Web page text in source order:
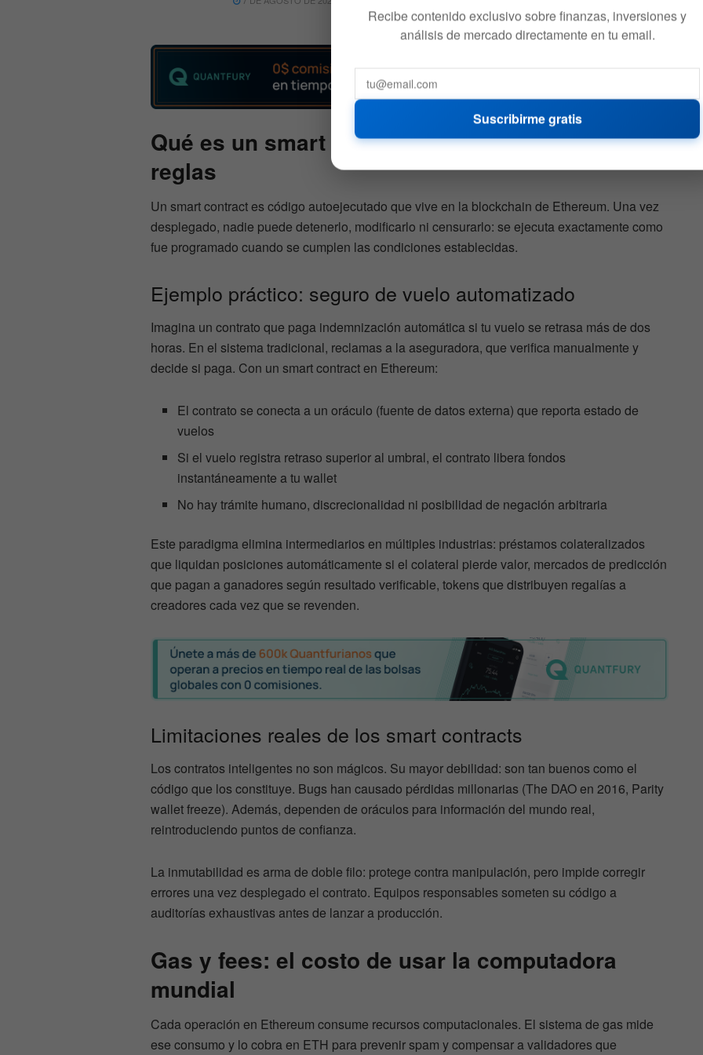
Qué es un smart contract y cómo cambia las
reglas
Un smart contract es código autoejecutado que vive en la blockchain de Ethereum. Una vez
desplegado, nadie puede detenerlo, modificarlo ni censurarlo: se ejecuta exactamente como
fue programado cuando se cumplen las condiciones establecidas.
Ejemplo práctico: seguro de vuelo automatizado
Imagina un contrato que paga indemnización automática si tu vuelo se retrasa más de dos
horas. En el sistema tradicional, reclamas a la aseguradora, que verifica manualmente y
decide si paga. Con un smart contract en Ethereum:
El contrato se conecta a un oráculo (fuente de datos externa) que reporta estado de
vuelos
Si el vuelo registra retraso superior al umbral, el contrato libera fondos
instantáneamente a tu wallet
No hay trámite humano, discrecionalidad ni posibilidad de negación arbitraria
Este paradigma elimina intermediarios en múltiples industrias: préstamos colateralizados
que liquidan posiciones automáticamente si el colateral pierde valor, mercados de predicción
que pagan a ganadores según resultado verificable, tokens que distribuyen regalías a
creadores cada vez que se revenden.
Limitaciones reales de los smart contracts
Los contratos inteligentes no son mágicos. Su mayor debilidad: son tan buenos como el
código que los constituye. Bugs han causado pérdidas millonarias (The DAO en 2016, Parity
wallet freeze). Además, dependen de oráculos para información del mundo real,
reintroduciendo puntos de confianza.
La inmutabilidad es arma de doble filo: protege contra manipulación, pero impide corregir
errores una vez desplegado el contrato. Equipos responsables someten su código a
auditorías exhaustivas antes de lanzar a producción.
Gas y fees: el costo de usar la computadora
mundial
Cada operación en Ethereum consume recursos computacionales. El sistema de gas mide
ese consumo y lo cobra en ETH para prevenir spam y compensar a validadores que
Recibe contenido exclusivo sobre finanzas, inversiones y
análisis de mercado directamente en tu email.
Suscribirme gratis